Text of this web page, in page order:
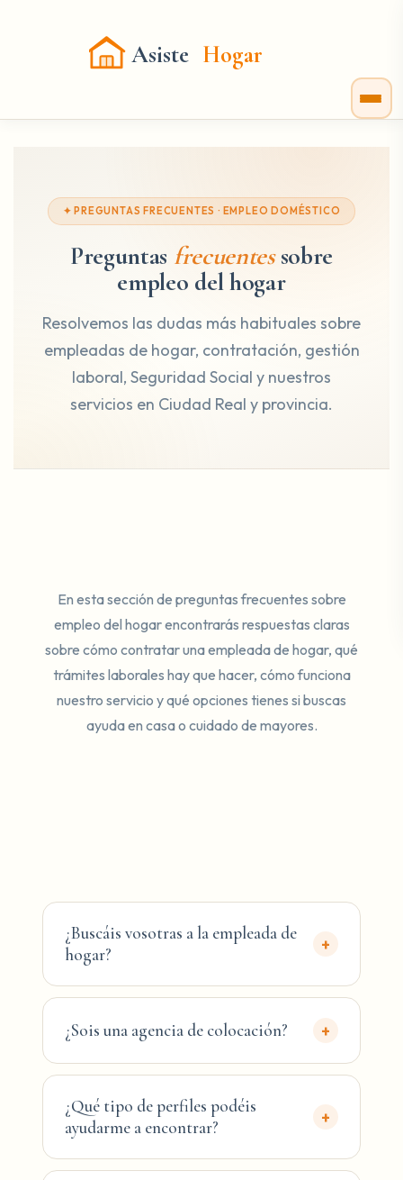
Asiste Hogar
✦ PREGUNTAS FRECUENTES · EMPLEO DOMÉSTICO
Preguntas frecuentessobre
empleo del hogar
Resolvemos las dudas más habituales sobre
empleadas de hogar, contratación, gestión
laboral, Seguridad Social y nuestros
servicios en Ciudad Real y provincia.
En esta sección de preguntas frecuentes sobre
empleo del hogar encontrarás respuestas claras
sobre cómo contratar una empleada de hogar, qué
trámites laborales hay que hacer, cómo funciona
nuestro servicio y qué opciones tienes si buscas
ayuda en casa o cuidado de mayores.
¿Buscáis vosotras a la empleada de
hogar?
+
¿Sois una agencia de colocación? +
¿Qué tipo de perfiles podéis
ayudarme a encontrar?
+